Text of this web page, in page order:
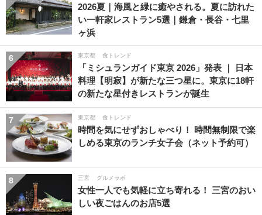
2026夏｜海風と緑に癒やされる。夏に訪れた
い一軒家レストラン5選｜鎌倉・長谷・七里
ヶ浜
6 東京都 食トレンド
「ミシュランガイド東京 2026」発表 ｜ 日本
料理【明寂】が新たな三つ星に。東京に18軒
の新たな星付きレストランが誕生
7 東京都 食トレンド
時間を気にせずおしゃべり！ 時間無制限で楽
しめる東京のランチ女子会（ネット予約可）
8 三宮 グルメラボ
女性一人でも気軽に立ち寄れる！ 三宮のおい
しい夜ごはんのお店5選